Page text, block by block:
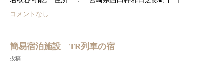
コメントなし
簡易宿泊施設 TR列車の宿
投稿: